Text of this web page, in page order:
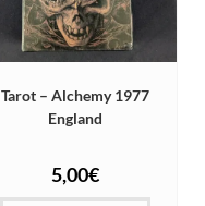
Tarot – Alchemy 1977
England
5,00€